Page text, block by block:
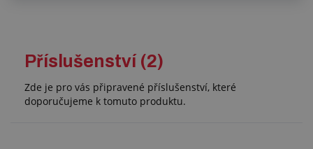
Příslušenství (2)
Zde je pro vás připravené příslušenství, které
doporučujeme k tomuto produktu.